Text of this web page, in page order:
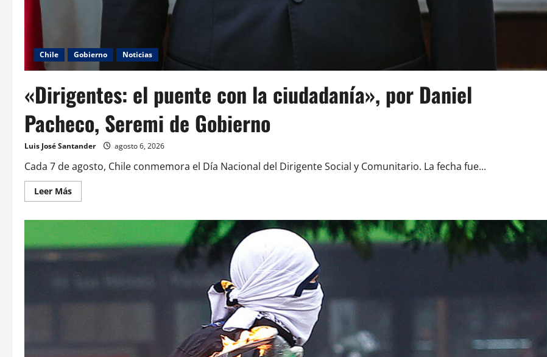
Chile Gobierno Noticias
«Dirigentes: el puente con la ciudadanía», por Daniel
Pacheco, Seremi de Gobierno
Luis José Santander agosto 6, 2026
Cada 7 de agosto, Chile conmemora el Día Nacional del Dirigente Social y Comunitario. La fecha fue...
Leer Más